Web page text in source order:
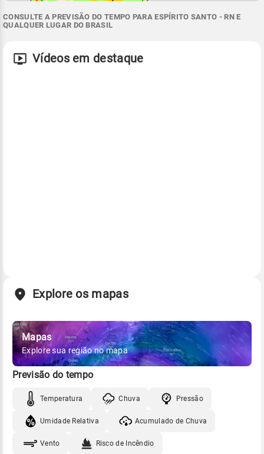
CONSULTE A PREVISÃO DO TEMPO PARA ESPÍRITO SANTO - RN E
QUALQUER LUGAR DO BRASIL
Vídeos em destaque
Explore os mapas
Mapas
Explore sua região no mapa
Previsão do tempo
Temperatura Chuva Pressão
Umidade Relativa Acumulado de Chuva
Vento Risco de Incêndio